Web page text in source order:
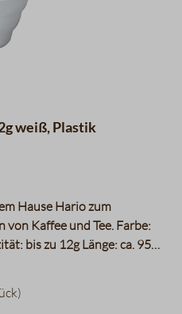
weiß, Plastik
Hause Hario zum
und Tee. Farbe:
bis zu 12g Länge: ca. 95
36 mm